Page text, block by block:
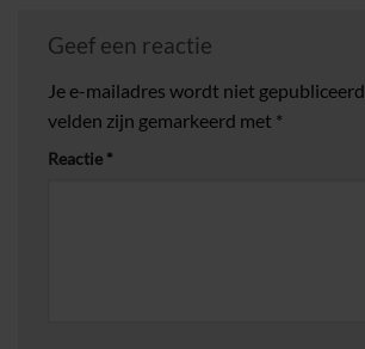
Geef een reactie
Je e-mailadres wordt niet gepubliceerd.
velden zijn gemarkeerd met *
Reactie *